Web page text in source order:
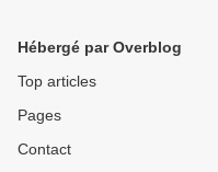
Hébergé par Overblog
Top articles
Pages
Contact